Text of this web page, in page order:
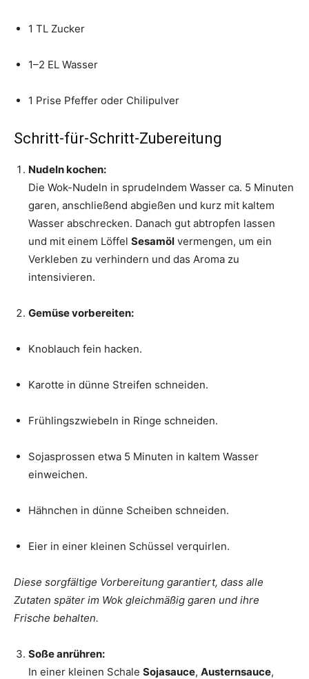
1 TL Zucker
1–2 EL Wasser
1 Prise Pfeffer oder Chilipulver
Schritt-für-Schritt-Zubereitung
Nudeln kochen:
Die Wok-Nudeln in sprudelndem Wasser ca. 5 Minuten
garen, anschließend abgießen und kurz mit kaltem
Wasser abschrecken. Danach gut abtropfen lassen
und mit einem Löffel Sesamöl vermengen, um ein
Verkleben zu verhindern und das Aroma zu
intensivieren.
Gemüse vorbereiten:
Knoblauch fein hacken.
Karotte in dünne Streifen schneiden.
Frühlingszwiebeln in Ringe schneiden.
Sojasprossen etwa 5 Minuten in kaltem Wasser
einweichen.
Hähnchen in dünne Scheiben schneiden.
Eier in einer kleinen Schüssel verquirlen.
Diese sorgfältige Vorbereitung garantiert, dass alle
Zutaten später im Wok gleichmäßig garen und ihre
Frische behalten.
Soße anrühren:
In einer kleinen Schale Sojasauce, Austernsauce,